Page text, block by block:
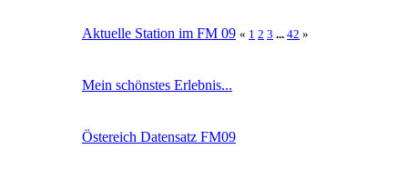
Aktuelle Station im FM 09 « 1 2 3 ... 42 »
Mein schönstes Erlebnis...
Östereich Datensatz FM09